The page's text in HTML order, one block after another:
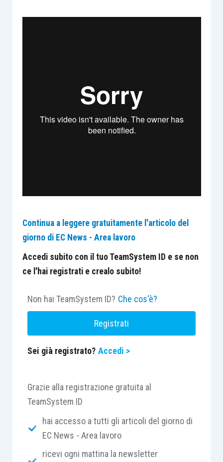
Continua a leggere gratuitamente l'articolo del
giorno di EC News - Area lavoro
Accedi subito con il tuo TeamSystem ID e se non
ce l'hai registrati e crealo subito!
Non hai TeamSystem ID? Che cos'è?
Registrati
Sei già registrato? Accedi >
Grazie alla registrazione gratuita al
TeamSystem ID
hai accesso a tutti gli articoli del giorno di
EC News - Area lavoro
ricevi ogni mattina la newsletter